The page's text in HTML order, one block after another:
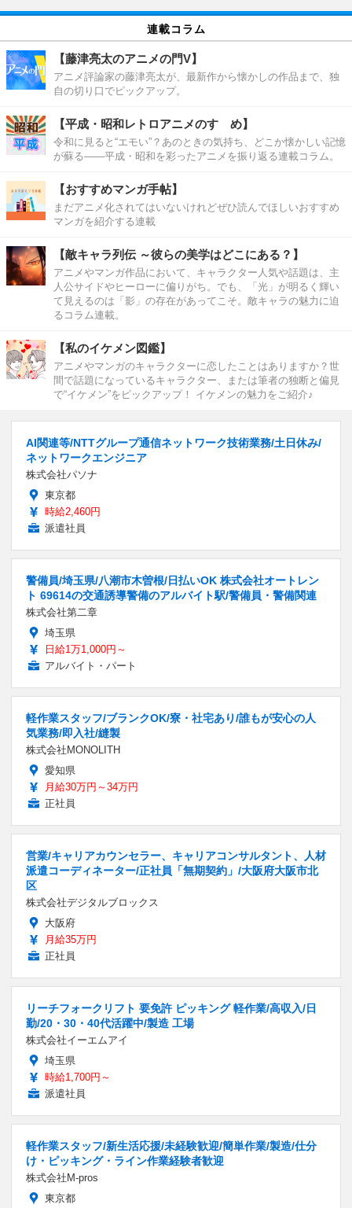
連載コラム
【藤津亮太のアニメの門V】
アニメ評論家の藤津亮太が、最新作から懐かしの作品まで、独
自の切り口でピックアップ。
【平成・昭和レトロアニメのすゝめ】
令和に見ると“エモい”？あのときの気持ち、どこか懐かしい記憶
が蘇る――平成・昭和を彩ったアニメを振り返る連載コラム。
【おすすめマンガ手帖】
まだアニメ化されてはいないけれどぜひ読んでほしいおすすめ
マンガを紹介する連載
【敵キャラ列伝 ～彼らの美学はどこにある？】
アニメやマンガ作品において、キャラクター人気や話題は、主
人公サイドやヒーローに偏りがち。でも、「光」が明るく輝い
て見えるのは「影」の存在があってこそ。敵キャラの魅力に迫
るコラム連載。
【私のイケメン図鑑】
アニメやマンガのキャラクターに恋したことはありますか？世
間で話題になっているキャラクター、または筆者の独断と偏見
で“イケメン”をピックアップ！ イケメンの魅力をご紹介♪
AI関連等/NTTグループ通信ネットワーク技術業務/土日休み/
ネットワークエンジニア
株式会社パソナ
東京都
時給2,460円
派遣社員
警備員/埼玉県/八潮市木曽根/日払いOK 株式会社オートレン
ト 69614の交通誘導警備のアルバイト駅/警備員・警備関連
株式会社第二章
埼玉県
日給1万1,000円～
アルバイト・パート
軽作業スタッフ/ブランクOK/寮・社宅あり/誰もが安心の人
気業務/即入社/縫製
株式会社MONOLITH
愛知県
月給30万円～34万円
正社員
営業/キャリアカウンセラー、キャリアコンサルタント、人材
派遣コーディネーター/正社員「無期契約」/大阪府大阪市北
区
株式会社デジタルブロックス
大阪府
月給35万円
正社員
リーチフォークリフト 要免許 ピッキング 軽作業/高収入/日
勤/20・30・40代活躍中/製造 工場
株式会社イーエムアイ
埼玉県
時給1,700円～
派遣社員
軽作業スタッフ/新生活応援/未経験歓迎/簡単作業/製造/仕分
け・ピッキング・ライン作業経験者歓迎
株式会社M-pros
東京都